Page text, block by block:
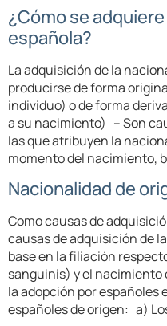
¿Cómo se
española?
La adquisición de la
producirse de forma
individuo) o de forma
a su nacimiento) – Son
las que atribuyen la
momento del nacimiento,
Nacionalidad de
Como causas de
causas de adquisición de
base en la filiación
sanguinis) y el nacimiento
la adopción por españoles
españoles de origen: a)